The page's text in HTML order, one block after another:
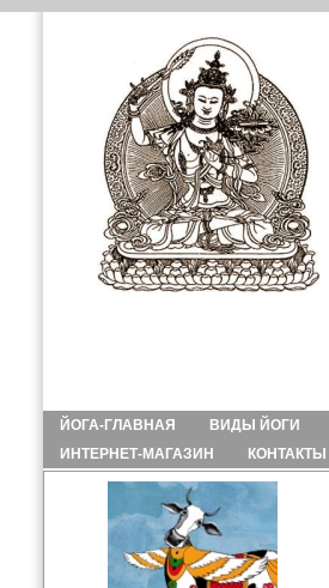
ЙОГА-ГЛАВНАЯ ВИДЫ ЙОГИ
ИНТЕРНЕТ-МАГАЗИН
КОНТАКТЫ